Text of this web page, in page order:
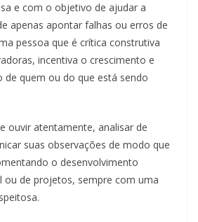
e com o objetivo de ajudar a
apenas apontar falhas ou erros de
pessoa que é crítica construtiva
incentiva o crescimento e
de quem ou do que está sendo
ouvir atentamente, analisar de
suas observações de modo que
o desenvolvimento
ou de projetos, sempre com uma